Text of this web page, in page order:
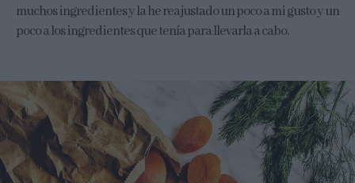
muchos ingredientes y la he reajustado un poco a mi gusto y un
poco a los ingredientes que tenía para llevarla a cabo.